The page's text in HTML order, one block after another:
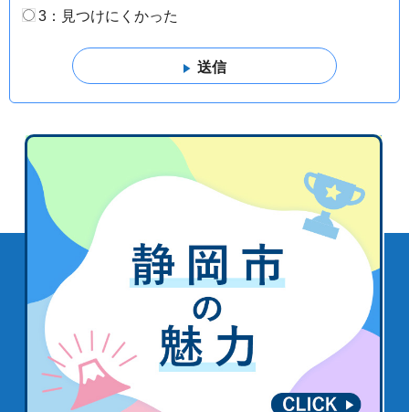
3：見つけにくかった